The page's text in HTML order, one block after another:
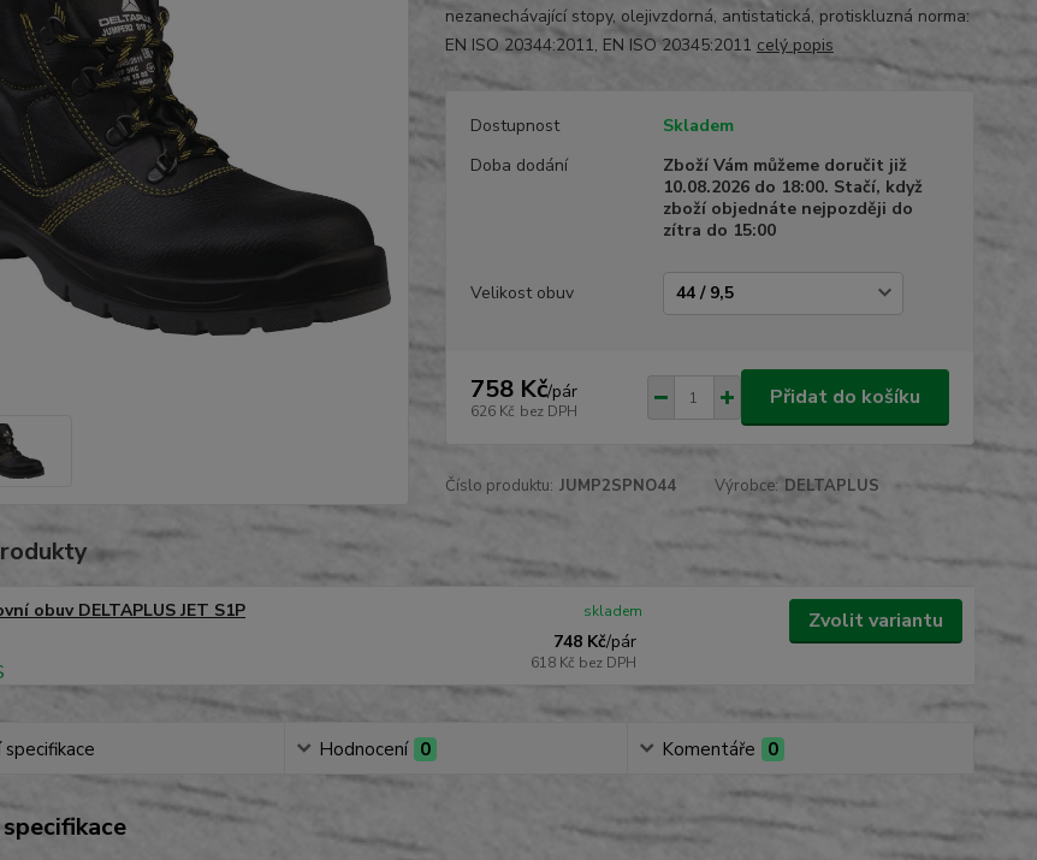
nezanechávající stopy, olejivzdorná, antistatická, protiskluzná norma:
EN ISO 20344:2011, EN ISO 20345:2011 celý popis
Dostupnost
Skladem
Doba dodání
Zboží Vám můžeme doručit již
10.08.2026 do 18:00. Stačí, když
zboží objednáte nejpozději do
zítra do 15:00
Velikost obuv
758 Kč/pár
626 Kč bez DPH
Přidat do košíku
Číslo produktu: JUMP2SPNO44 Výrobce: DELTAPLUS
obuv DELTAPLUS JET S1P
748 Kč/pár
618 Kč bez DPH
skladem Zvolit variantu
Hodnocení 0 Komentáře 0